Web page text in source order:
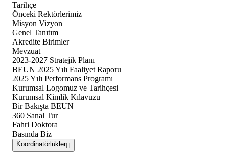
Tarihçe
Önceki Rektörlerimiz
Misyon Vizyon
Genel Tanıtım
Akredite Birimler
Mevzuat
2023-2027 Stratejik Planı
BEUN 2025 Yılı Faaliyet Raporu
2025 Yılı Performans Programı
Kurumsal Logomuz ve Tarihçesi
Kurumsal Kimlik Kılavuzu
Bir Bakışta BEUN
360 Sanal Tur
Fahri Doktora
Basında Biz
Koordinatörlükler